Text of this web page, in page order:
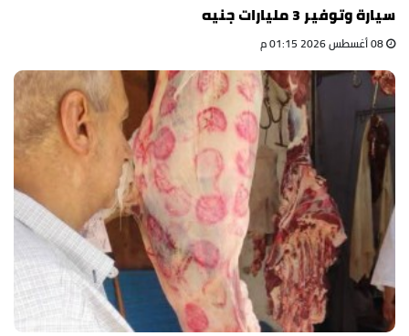
سيارة وتوفير 3 مليارات جنيه